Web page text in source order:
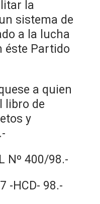
la
sistema de
a la lucha
éste Partido
a quien
libro de
y
Nº 400/98.-
-HCD- 98.-